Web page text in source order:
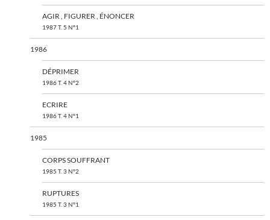
AGIR , FIGURER , ÉNONCER
1987 T. 5 N°1
1986
DÉPRIMER
1986 T. 4 N°2
ECRIRE
1986 T. 4 N°1
1985
CORPS SOUFFRANT
1985 T. 3 N°2
RUPTURES
1985 T. 3 N°1